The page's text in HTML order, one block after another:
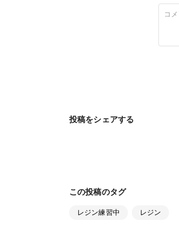
投稿をシェアする
この投稿のタグ
レジン練習中 レジン